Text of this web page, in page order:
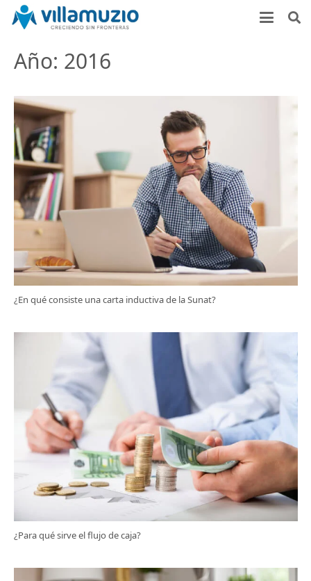
Año: 2016
¿En qué consiste una carta inductiva de la Sunat?
¿Para qué sirve el flujo de caja?